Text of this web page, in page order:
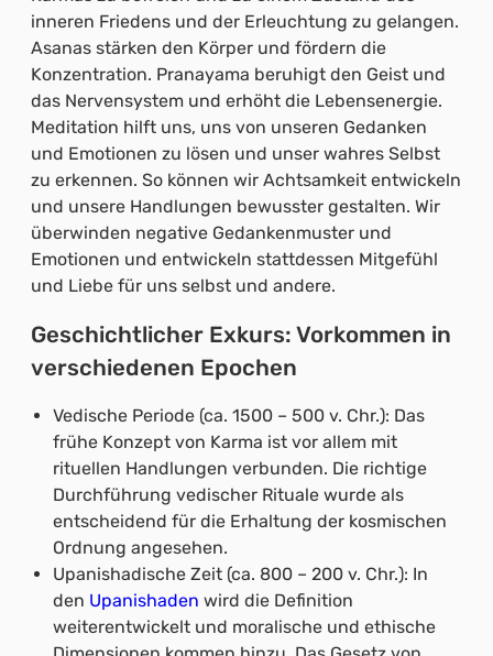
inneren Friedens und der Erleuchtung zu gelangen.
Asanas stärken den Körper und fördern die
Konzentration. Pranayama beruhigt den Geist und
das Nervensystem und erhöht die Lebensenergie.
Meditation hilft uns, uns von unseren Gedanken
und Emotionen zu lösen und unser wahres Selbst
zu erkennen. So können wir Achtsamkeit entwickeln
und unsere Handlungen bewusster gestalten. Wir
überwinden negative Gedankenmuster und
Emotionen und entwickeln stattdessen Mitgefühl
und Liebe für uns selbst und andere.
Geschichtlicher Exkurs: Vorkommen in
verschiedenen Epochen
Vedische Periode (ca. 1500 – 500 v. Chr.): Das
frühe Konzept von Karma ist vor allem mit
rituellen Handlungen verbunden. Die richtige
Durchführung vedischer Rituale wurde als
entscheidend für die Erhaltung der kosmischen
Ordnung angesehen.
Upanishadische Zeit (ca. 800 – 200 v. Chr.): In
den Upanishaden wird die Definition
weiterentwickelt und moralische und ethische